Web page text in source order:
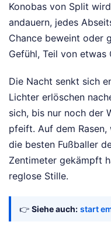
Konobas von Split
andauern, jedes
Chance beweint oder
Gefühl, Teil von etwas
Die Nacht senkt sich
Lichter erlöschen
sich, bis nur noch der
pfeift. Auf dem
die besten Fußballer
Zentimeter gekämpft
reglose Stille.
👉 Siehe auch: start